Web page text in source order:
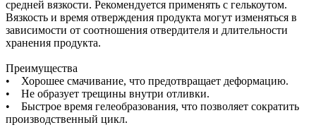
средней вязкости. Рекомендуется применять с гелькоутом.
Вязкость и время отверждения продукта могут изменяться в
зависимости от соотношения отвердителя и длительности
хранения продукта.
Преимущества
• Хорошее смачивание, что предотвращает деформацию.
• Не образует трещины внутри отливки.
• Быстрое время гелеобразования, что позволяет сократить
производственный цикл.